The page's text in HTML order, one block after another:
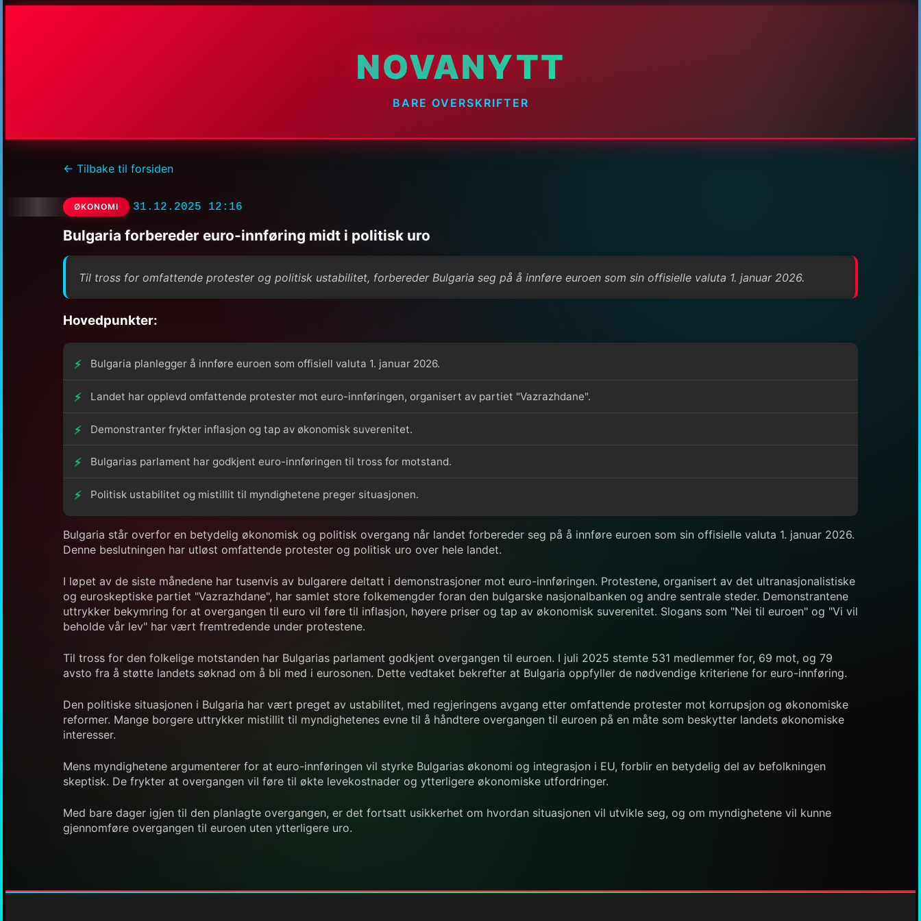
NOVANYTT
BARE OVERSKRIFTER
← Tilbake til forsiden
ØKONOMI 31.12.2025 12:16
Bulgaria forbereder euro-innføring midt i politisk uro
Til tross for omfattende protester og politisk ustabilitet, forbereder Bulgaria seg på å innføre euroen som sin offisielle valuta 1. januar 2026.
Hovedpunkter:
Bulgaria planlegger å innføre euroen som offisiell valuta 1. januar 2026.
Landet har opplevd omfattende protester mot euro-innføringen, organisert av partiet "Vazrazhdane".
Demonstranter frykter inflasjon og tap av økonomisk suverenitet.
Bulgarias parlament har godkjent euro-innføringen til tross for motstand.
Politisk ustabilitet og mistillit til myndighetene preger situasjonen.
Bulgaria står overfor en betydelig økonomisk og politisk overgang når landet forbereder seg på å innføre euroen som sin offisielle valuta 1. januar 2026.
Denne beslutningen har utløst omfattende protester og politisk uro over hele landet.
I løpet av de siste månedene har tusenvis av bulgarere deltatt i demonstrasjoner mot euro-innføringen. Protestene, organisert av det ultranasjonalistiske
og euroskeptiske partiet "Vazrazhdane", har samlet store folkemengder foran den bulgarske nasjonalbanken og andre sentrale steder. Demonstrantene
uttrykker bekymring for at overgangen til euro vil føre til inflasjon, høyere priser og tap av økonomisk suverenitet. Slogans som "Nei til euroen" og "Vi vil
beholde vår lev" har vært fremtredende under protestene.
Til tross for den folkelige motstanden har Bulgarias parlament godkjent overgangen til euroen. I juli 2025 stemte 531 medlemmer for, 69 mot, og 79
avsto fra å støtte landets søknad om å bli med i eurosonen. Dette vedtaket bekrefter at Bulgaria oppfyller de nødvendige kriteriene for euro-innføring.
Den politiske situasjonen i Bulgaria har vært preget av ustabilitet, med regjeringens avgang etter omfattende protester mot korrupsjon og økonomiske
reformer. Mange borgere uttrykker mistillit til myndighetenes evne til å håndtere overgangen til euroen på en måte som beskytter landets økonomiske
interesser.
Mens myndighetene argumenterer for at euro-innføringen vil styrke Bulgarias økonomi og integrasjon i EU, forblir en betydelig del av befolkningen
skeptisk. De frykter at overgangen vil føre til økte levekostnader og ytterligere økonomiske utfordringer.
Med bare dager igjen til den planlagte overgangen, er det fortsatt usikkerhet om hvordan situasjonen vil utvikle seg, og om myndighetene vil kunne
gjennomføre overgangen til euroen uten ytterligere uro.